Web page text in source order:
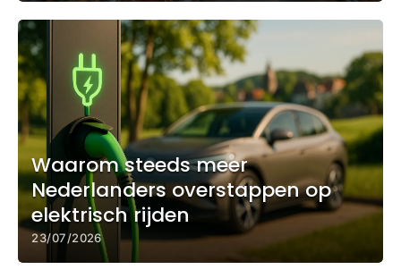
Waarom steeds meer
Nederlanders overstappen op
elektrisch rijden
23/07/2026